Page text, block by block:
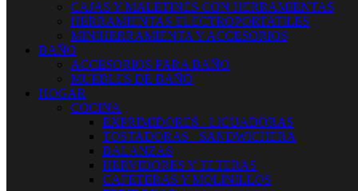
CAJAS Y MALETINES CON HERRAMIENTAS
HERRAMIENTAS ELECTROPORTATILES
MINIHERRAMIENTA Y ACCESORIOS
BAÑO
ACCESORIOS PARA BAÑO
MUEBLES DE BAÑO
HOGAR
COCINA
EXPRIMIDORES - LICUADORAS
TOSTADORAS - SANDWICHERA
BALANZAS
HERVIDORES Y TETERAS
CAFETERAS Y MOLINILLOS